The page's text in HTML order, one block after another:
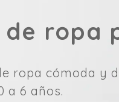
ropa
ropa cómoda y
a 6 años.